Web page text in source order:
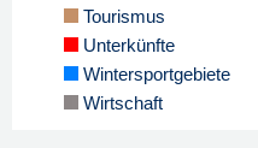
Tourismus
Unterkünfte
Wintersportgebiete
Wirtschaft